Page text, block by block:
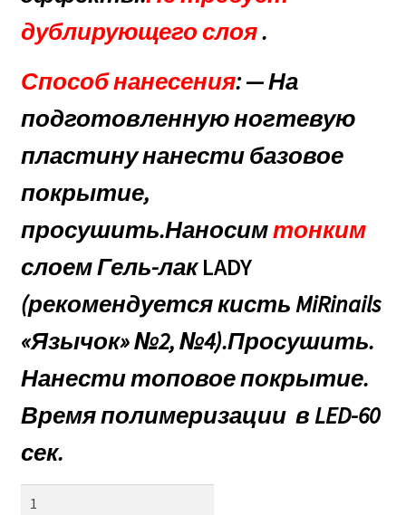
дублирующего слоя.
Способ нанесения: — На
подготовленную ногтевую
пластину нанести базовое
покрытие,
просушить.Наносимтонким
слоем Гель-лакLADY
(рекомендуется кистьMiRinails
«Язычок»№2,№4).Просушить.
Нанести топовое покрытие.
Время полимеризации в LED-60
сек.